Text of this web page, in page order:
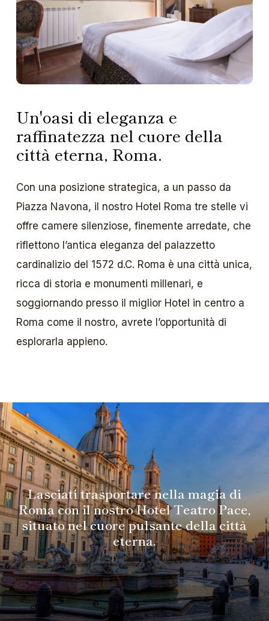
Un'oasi di eleganza e
raffinatezza nel cuore della
città eterna, Roma.
Con una posizione strategica, a un passo da
Piazza Navona, il nostro Hotel Roma tre stelle vi
offre camere silenziose, finemente arredate, che
riflettono l’antica eleganza del palazzetto
cardinalizio del 1572 d.C. Roma è una città unica,
ricca di storia e monumenti millenari, e
soggiornando presso il miglior Hotel in centro a
Roma come il nostro, avrete l’opportunità di
esplorarla appieno.
Lasciati trasportare nella magia di
Roma con il nostro Hotel Teatro Pace,
situato nel cuore pulsante della città
eterna.